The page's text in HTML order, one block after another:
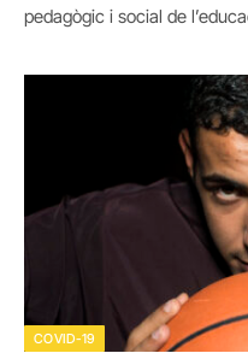
pedagògic i social de
COVID-19